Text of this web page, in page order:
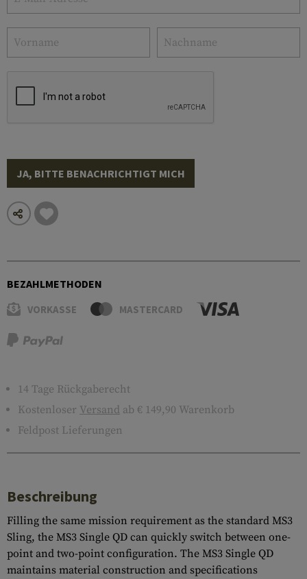
JA, BITTE BENACHRICHTIGT MICH
BEZAHLMETHODEN
VORKASSE MASTERCARD
14 Tage Rückgaberecht
Kostenloser Versand ab € 149,90 Warenkorb
Feldpost Lieferungen
Beschreibung
Filling the same mission requirement as the standard MS3
Sling, the MS3 Single QD can quickly switch between one-
point and two-point configuration. The MS3 Single QD
maintains material construction and specifications